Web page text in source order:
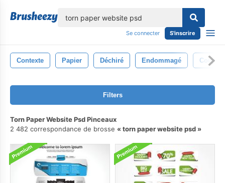
Se connecter S'inscrire
Contexte Papier Déchiré Endommagé Couper
Filters
Torn Paper Website Psd Pinceaux
2 482 correspondance de brosse
torn paper website psd